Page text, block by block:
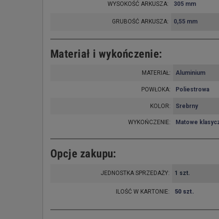
WYSOKOŚĆ ARKUSZA: 305 mm
GRUBOŚĆ ARKUSZA: 0,55 mm
Materiał i wykończenie:
MATERIAŁ: Aluminium
POWŁOKA: Poliestrowa
KOLOR: Srebrny
WYKOŃCZENIE: Matowe
Opcje zakupu:
JEDNOSTKA SPRZEDAŻY: 1 szt.
ILOŚĆ W KARTONIE: 50 szt.